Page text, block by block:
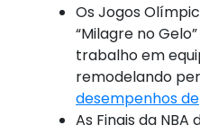
Os Jogos
“Milagre no
trabalho em
remodelando
desempenhos de
As Finais da NBA